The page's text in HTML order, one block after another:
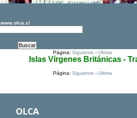
www.olca.cl
Página:Siguiente -Ultima
Islas Vírgenes Británicas -
Página:Siguiente -Ultima
OLCA